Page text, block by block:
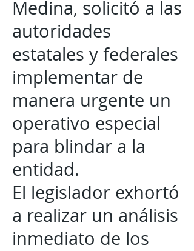
Medina, solicitó a las
autoridades
estatales y federales
implementar de
manera urgente un
operativo especial
para blindar a la
entidad.
El legislador exhortó
a realizar un análisis
inmediato de los